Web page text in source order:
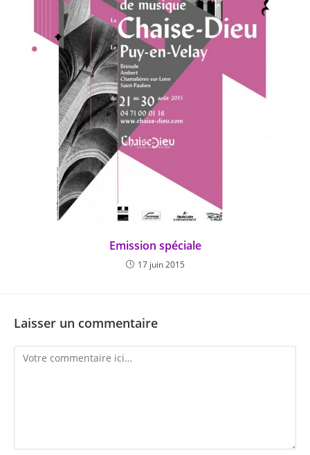
Emission spéciale
17 juin 2015
Laisser un commentaire